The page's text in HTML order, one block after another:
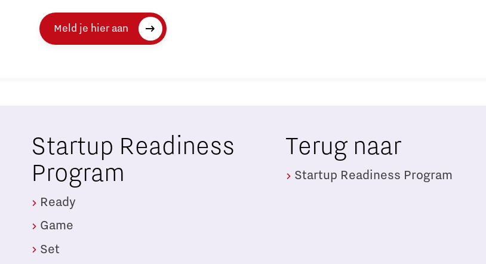
Meld je hier aan
Startup Readiness
Program
Ready
Game
Set
Terug naar
Startup Readiness Program